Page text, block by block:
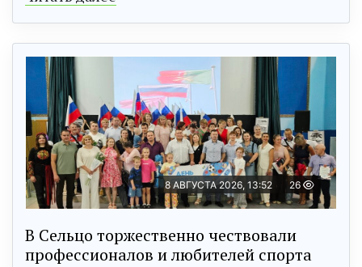
8 АВГУСТА 2026, 13:52 26
В Сельцо торжественно чествовали
профессионалов и любителей спорта